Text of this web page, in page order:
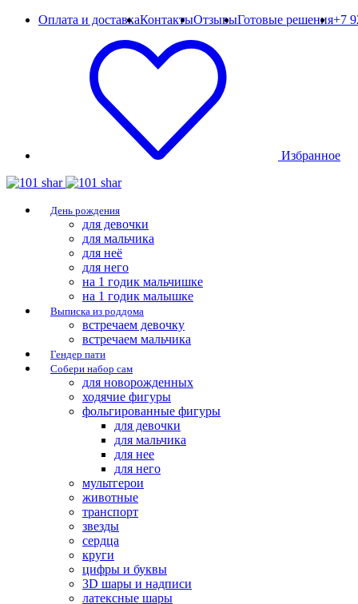
Оплата и доставкаКонтактыОтзывыГотовые решения+7
Избранное
День рождения
для девочки
для мальчика
для неё
для него
на 1 годик мальчишке
на 1 годик малышке
Выписка из роддома
встречаем девочку
встречаем мальчика
Гендер пати
Собери набор сам
для новорожденных
ходячие фигуры
фольгированные фигуры
для девочки
для мальчика
для нее
для него
мультгерои
животные
транспорт
звезды
сердца
круги
цифры и буквы
3D шары и надписи
латексные шары